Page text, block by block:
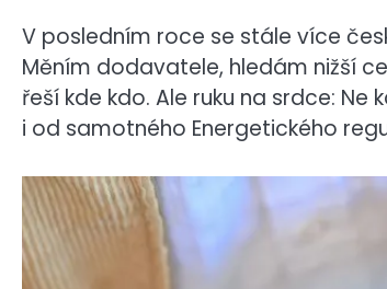
V posledním roce se stále více
Měním dodavatele, hledám nižší
řeší kde kdo. Ale ruku na srdce:
i od samotného Energetického